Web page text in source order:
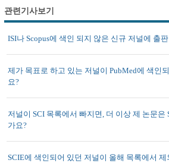
관련기사보기
ISI나 Scopus에 색인 되지 않은 신규 저널에 출
제가 목표로 하고 있는 저널이 PubMed에 색인
요?
저널이 SCI 목록에서 빠지면, 더 이상 제 논문은
가요?
SCIE에 색인되어 있던 저널이 올해 목록에서